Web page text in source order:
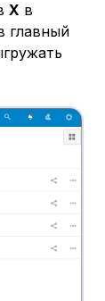
X в
главный